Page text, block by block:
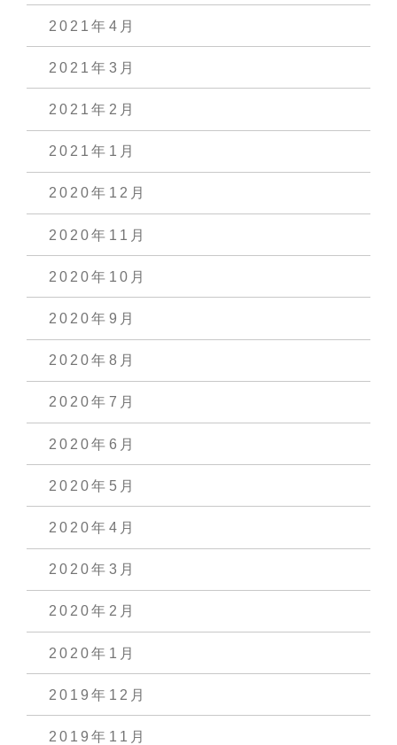
2021年4月
2021年3月
2021年2月
2021年1月
2020年12月
2020年11月
2020年10月
2020年9月
2020年8月
2020年7月
2020年6月
2020年5月
2020年4月
2020年3月
2020年2月
2020年1月
2019年12月
2019年11月